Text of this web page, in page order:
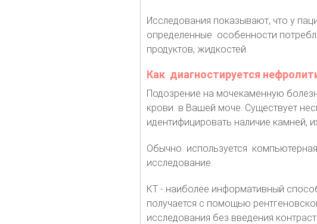
Исследования показывают, что у
определенные особенности
продуктов, жидкостей.
Как диагностируется
Подозрение на мочекаменную
крови в Вашей моче. Существует
идентифицировать наличие камней,
Обычно используется
исследование.
КТ - наиболее информативный
получается с помощью
исследования без введения